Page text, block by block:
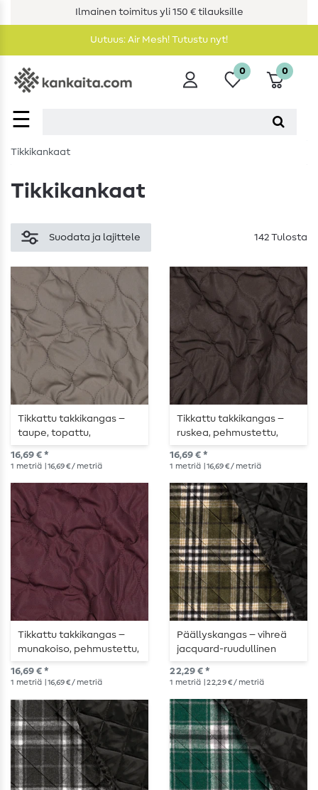
Ilmainen toimitus yli 150 € tilauksille
Uutuus: Air Mesh! Tutustu nyt!
☰
0 0
Tikkikankaat
Tikkikankaat
Suodata ja lajittele 142 Tulosta
Tikkattu takkikangas –
taupe, topattu,
kaksipuolinen
16,69 € *
1 metriä | 16,69 € / metriä
Tikkattu takkikangas –
ruskea, pehmustettu,
kaksipuolinen
16,69 € *
1 metriä | 16,69 € / metriä
Tikkattu takkikangas –
munakoiso, pehmustettu,
kaksipuolinen
16,69 € *
1 metriä | 16,69 € / metriä
Päällyskangas – vihreä
jacquard-ruudullinen
22,29 € *
1 metriä | 22,29 € / metriä